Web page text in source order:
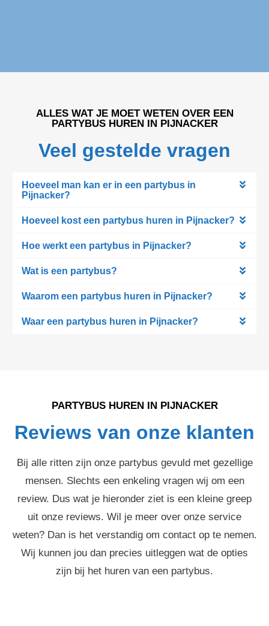
ALLES WAT JE MOET WETEN OVER EEN
PARTYBUS HUREN IN PIJNACKER
Veel gestelde vragen
Hoeveel man kan er in een partybus in
Pijnacker?
Hoeveel kost een partybus huren in Pijnacker?
Hoe werkt een partybus in Pijnacker?
Wat is een partybus?
Waarom een partybus huren in Pijnacker?
Waar een partybus huren in Pijnacker?
PARTYBUS HUREN IN PIJNACKER
Reviews van onze klanten
Bij alle ritten zijn onze partybus gevuld met gezellige
mensen. Slechts een enkeling vragen wij om een
review. Dus wat je hieronder ziet is een kleine greep
uit onze reviews. Wil je meer over onze service
weten? Dan is het verstandig om contact op te nemen.
Wij kunnen jou dan precies uitleggen wat de opties
zijn bij het huren van een partybus.